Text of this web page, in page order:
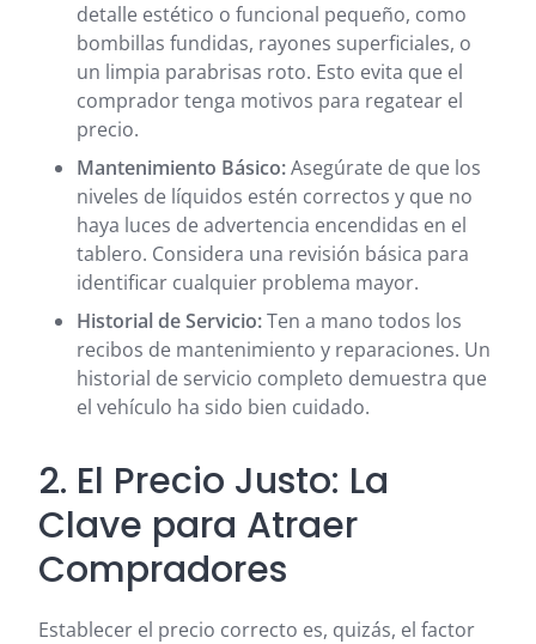
detalle estético o funcional pequeño, como
bombillas fundidas, rayones superficiales, o
un limpia parabrisas roto. Esto evita que el
comprador tenga motivos para regatear el
precio.
Mantenimiento Básico:Asegúrate de que los
niveles de líquidos estén correctos y que no
haya luces de advertencia encendidas en el
tablero. Considera una revisión básica para
identificar cualquier problema mayor.
Historial de Servicio:Ten a mano todos los
recibos de mantenimiento y reparaciones. Un
historial de servicio completo demuestra que
el vehículo ha sido bien cuidado.
2. El Precio Justo: La
Clave para Atraer
Compradores
Establecer el precio correcto es, quizás, el factor